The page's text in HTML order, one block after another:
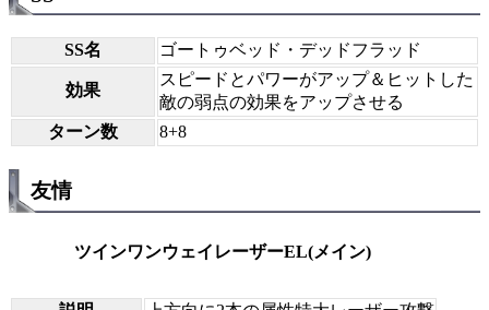
SS名 ゴートゥベッド・デッドフラッド
効果
スピードとパワーがアップ＆ヒットした
敵の弱点の効果をアップさせる
ターン数
8+8
友情
ツインワンウェイレーザーEL(メイン)